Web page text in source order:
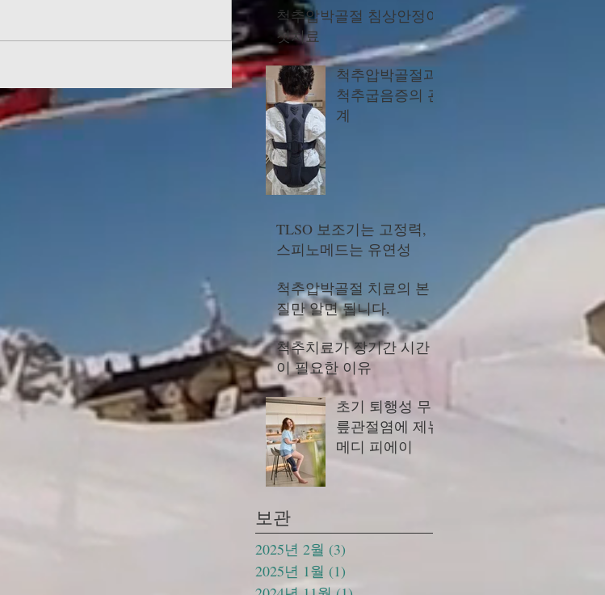
척추압박골절 침상안정이
첫치료
척추압박골절과
척추굽음증의 관
계
TLSO 보조기는 고정력,
스피노메드는 유연성
척추압박골절 치료의 본
질만 알면 됩니다.
척추치료가 장기간 시간
이 필요한 이유
초기 퇴행성 무
릎관절염에 제뉴
메디 피에이
보관
2025년 2월 (3)
2025년 1월 (1)